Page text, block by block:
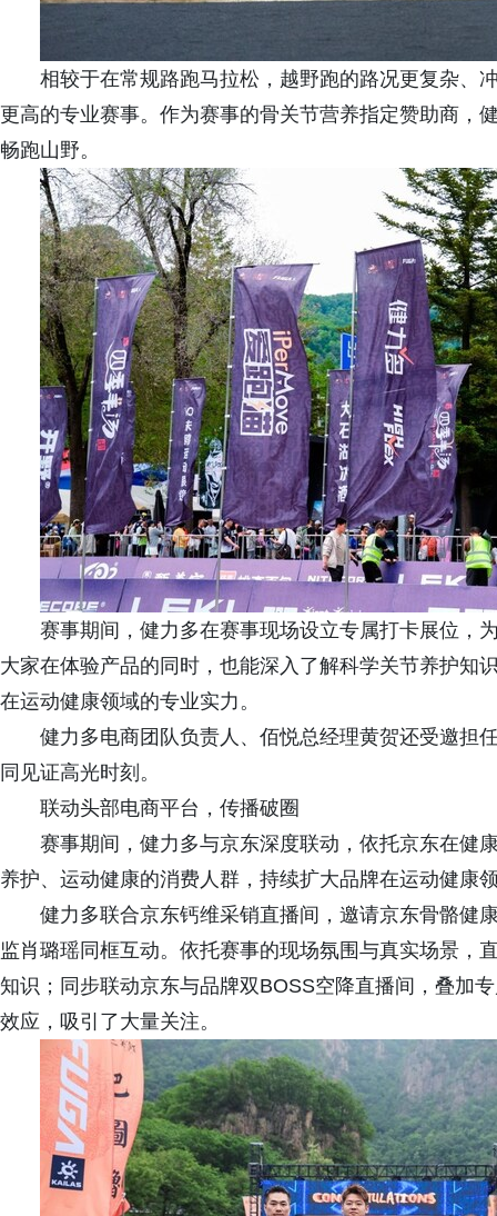
相较于在常规路跑马拉松，越野跑的路况更复杂、
更高的专业赛事。作为赛事的骨关节营养指定赞助商，
畅跑山野。
赛事期间，健力多在赛事现场设立专属打卡展位，
大家在体验产品的同时，也能深入了解科学关节养护知
在运动健康领域的专业实力。
健力多电商团队负责人、佰悦总经理黄贺还受邀担
同见证高光时刻。
联动头部电商平台，传播破圈
赛事期间，健力多与京东深度联动，依托京东在健
养护、运动健康的消费人群，持续扩大品牌在运动健康
健力多联合京东钙维采销直播间，邀请京东骨骼健
监肖璐瑶同框互动。依托赛事的现场氛围与真实场景，
知识；同步联动京东与品牌双BOSS空降直播间，叠加
效应，吸引了大量关注。